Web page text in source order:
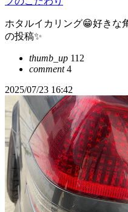
ホタルイカリング😁好きな
の投稿✨
thumb_up 112
comment4
2025/07/23 16:42